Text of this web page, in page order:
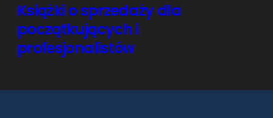
Książki o sprzedaży dla
początkujących i
profesjonalistów